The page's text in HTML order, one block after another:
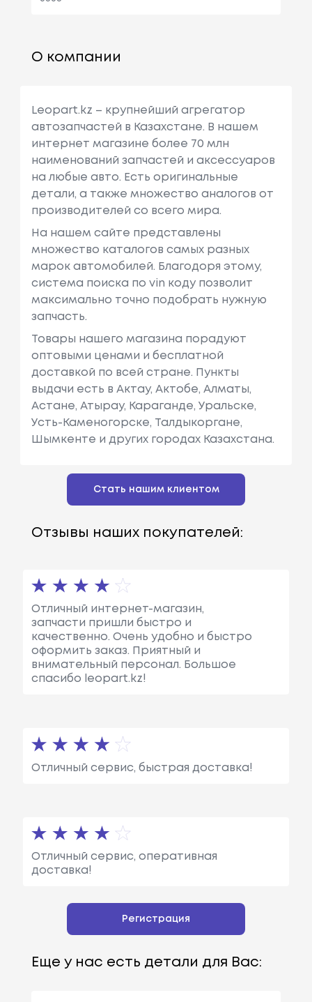
О компании
Leopart.kz – крупнейший агрегатор
автозапчастей в Казахстане. В нашем
интернет магазине более 70 млн
наименований запчастей и аксессуаров
на любые авто. Есть оригинальные
детали, а также множество аналогов от
производителей со всего мира.
На нашем сайте представлены
множество каталогов самых разных
марок автомобилей. Благодоря этому,
система поиска по vin коду позволит
максимально точно подобрать нужную
запчасть.
Товары нашего магазина порадуют
оптовыми ценами и бесплатной
доставкой по всей стране. Пункты
выдачи есть в Актау, Актобе, Алматы,
Астане, Атырау, Караганде, Уральске,
Усть-Каменогорске, Талдыкоргане,
Шымкенте и других городах Казахстана.
Стать нашим клиентом
Отзывы наших покупателей:
Отличный интернет-магазин,
запчасти пришли быстро и
качественно. Очень удобно и быстро
оформить заказ. Приятный и
внимательный персонал. Большое
спасибо leopart.kz!
Отличный сервис, быстрая доставка!
Отличный сервис, оперативная
доставка!
Регистрация
Еще у нас есть детали для Вас: